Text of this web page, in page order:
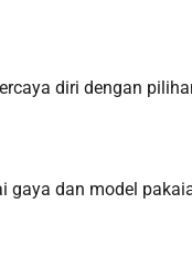
diri dengan
gaya dan model